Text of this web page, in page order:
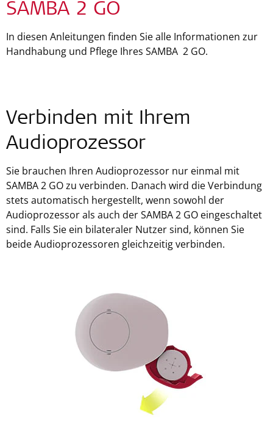
SAMBA 2 GO
In diesen Anleitungen finden Sie alle Informationen zur
Handhabung und Pflege Ihres SAMBA 2 GO.
Verbinden mit Ihrem
Audioprozessor
Sie brauchen Ihren Audioprozessor nur einmal mit
SAMBA 2 GO zu verbinden. Danach wird die Verbindung
stets automatisch hergestellt, wenn sowohl der
Audioprozessor als auch der SAMBA 2 GO eingeschaltet
sind. Falls Sie ein bilateraler Nutzer sind, können Sie
beide Audioprozessoren gleichzeitig verbinden.